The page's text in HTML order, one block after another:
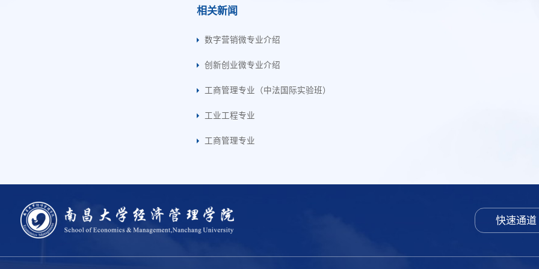
相关新闻
数字营销微专业介绍
创新创业微专业介绍
工商管理专业（中法国际实验班）
工业工程专业
工商管理专业
快速通道